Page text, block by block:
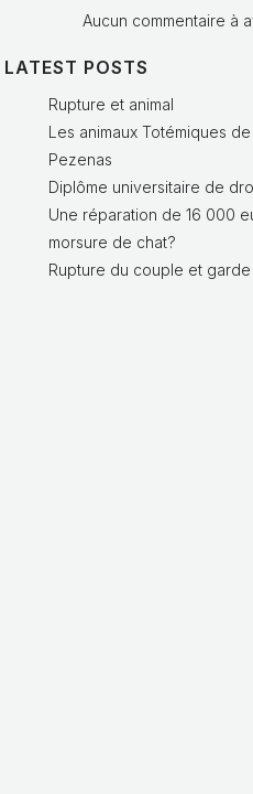
Aucun commentaire à
LATEST POSTS
Rupture et animal
Les animaux Totémiques
Pezenas
Diplôme universitaire de
Une réparation de 16 000
morsure de chat?
Rupture du couple et garde